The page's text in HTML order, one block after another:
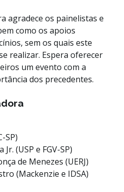
agradece os painelistas e
como os apoios
sem os quais este
realizar. Espera oferecer
um evento com a
dos precedentes.
SP)
(USP e FGV-SP)
de Menezes (UERJ)
(Mackenzie e IDSA)